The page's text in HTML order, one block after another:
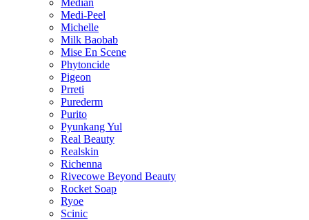
Median
Medi-Peel
Michelle
Milk Baobab
Mise En Scene
Phytoncide
Pigeon
Prreti
Purederm
Purito
Pyunkang Yul
Real Beauty
Realskin
Richenna
Rivecowe Beyond Beauty
Rocket Soap
Ryoe
Scinic